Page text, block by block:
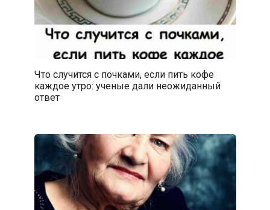
Что случится с почками, если пить кофе
каждое утро: ученые дали неожиданный
ответ